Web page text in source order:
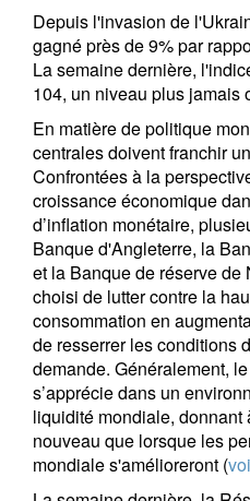
Depuis l'invasion de
gagné près de 9% par
La semaine dernière,
104, un niveau plus jamais
En matière de politique
centrales doivent franchir
Confrontées à la
croissance économique
d’inflation monétaire,
Banque d'Angleterre, la
et la Banque de réserve
choisi de lutter contre la
consommation en
de resserrer les conditions
demande. Généralement,
s’apprécie dans un
liquidité mondiale,
nouveau que lorsque les
mondiale s'amélioreront (